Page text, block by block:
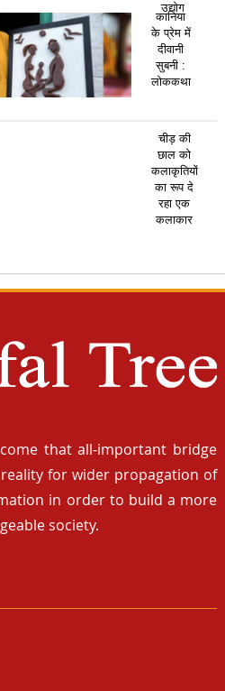
उद्योग
कानिया
के प्रेम में
दीवानी
सुबनी :
लोककथा
चीड़ की
छाल को
कलाकृतियों
का रूप दे
रहा एक
कलाकार
that all-important bridge
for wider propagation of
in order to build a more
society.